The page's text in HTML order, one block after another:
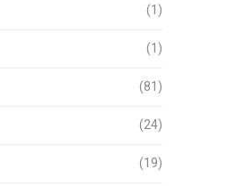
(1)
(1)
(81)
(24)
(19)